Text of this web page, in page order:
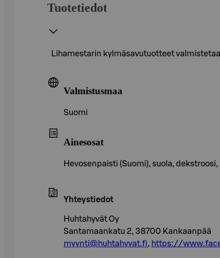
Tuotetiedot
Lihamestarin kylmäsavutuotteet
Valmistusmaa
Suomi
Ainesosat
Hevosenpaisti (Suomi), suola,
Yhteystiedot
Huhtahyvät Oy
Santamaankatu 2, 38700 Kankaanpää
myynti@huhtahyvat.fi, https://